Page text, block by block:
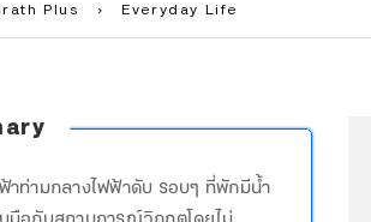
Plus › Everyday Life
าท่ามกลางไฟฟ้าดับ รอบๆ ที่พักมีน้ำ